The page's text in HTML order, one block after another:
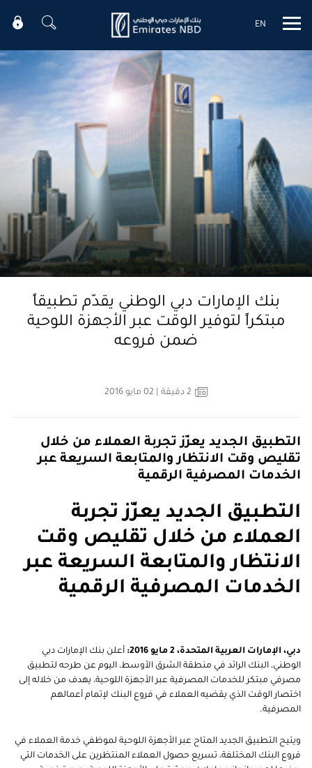
Mobile menu
EN
بنك الإمارات دبي الوطني يقدّم تطبيقاً
مبتكراً لتوفير الوقت عبر الأجهزة اللوحية
ضمن فروعه
2 دقيقة
التطبيق الجديد يعزّز تجربة العملاء من خلال
تقليص وقت الانتظار والمتابعة السريعة عبر
الخدمات المصرفية الرقمية
التطبيق الجديد يعزّز تجربة
العملاء من خلال تقليص وقت
الانتظار والمتابعة السريعة عبر
الخدمات المصرفية الرقمية
دبي، الإمارات العربية المتحدة، 2 مايو 2016:
أعلن بنك الإمارات دبي
الوطني، البنك الرائد في منطقة الشرق الأوسط، اليوم عن طرحه لتطبيق
مصرفي مبتكر للخدمات المصرفية عبر الأجهزة اللوحية، يهدف من خلاله إلى
اختصار الوقت الذي يقضيه العملاء في فروع البنك لإتمام أعمالهم
المصرفية.
ويتيح التطبيق الجديد المتاح عبر الأجهزة اللوحية لموظفي خدمة العملاء في
فروع البنك المختلفة، تسريع حصول العملاء المنتظرين على الخدمات التي